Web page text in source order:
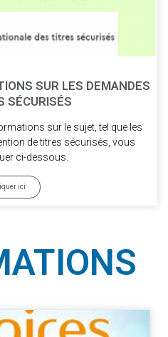
SUR LES DEMANDES
SÉCURISÉS
sur le sujet, tel que les
de titres sécurisés, vous
ci-dessous.
ici